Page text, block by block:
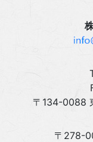
〒134-0088
〒278-